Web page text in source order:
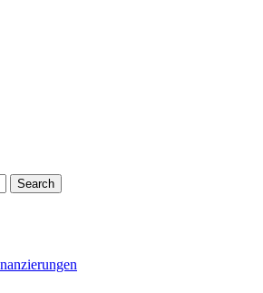
Search